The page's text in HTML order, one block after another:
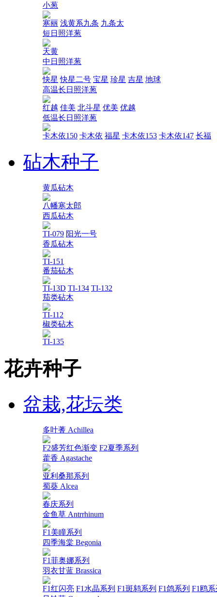
小葱
寒丽 浅黄系九条 九条太
短日照洋葱
天黄
中日照洋葱
快星 快星二号 宝星 珍星 吉星 地球
高温长日照洋葱
红越 佳美 北斗星 优美 优越
低温长日照洋葱
卡木依150 卡木依 福星 卡木依153 卡木依147 长福
砧木种子
黄瓜砧木
八幡寒太郎
西瓜砧木
TI-079 阳光一号
香瓜砧木
TI-151
番茄砧木
TI-13D TI-134 TI-132
茄类砧木
TI-112
椒类砧木
TI-135
花卉种子
盆栽,花坛类
多叶蓍 Achillea
F2盛芳红色渐变 F2夏季系列
藿香 Agastache
亚利桑那系列
蜀葵 Alcea
春庆系列
金鱼草 Antrrhinum
F1美瞳系列
四季海棠 Begonia
F1菲奥娜系列
羽衣甘蓝 Brassica
F1红闪亮 F1水晶系列 F1斑鸫系列 F1鸽系列 F1鸥